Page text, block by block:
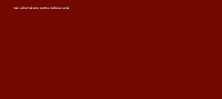
Im Lebenskreis Gottes zuhaus sein